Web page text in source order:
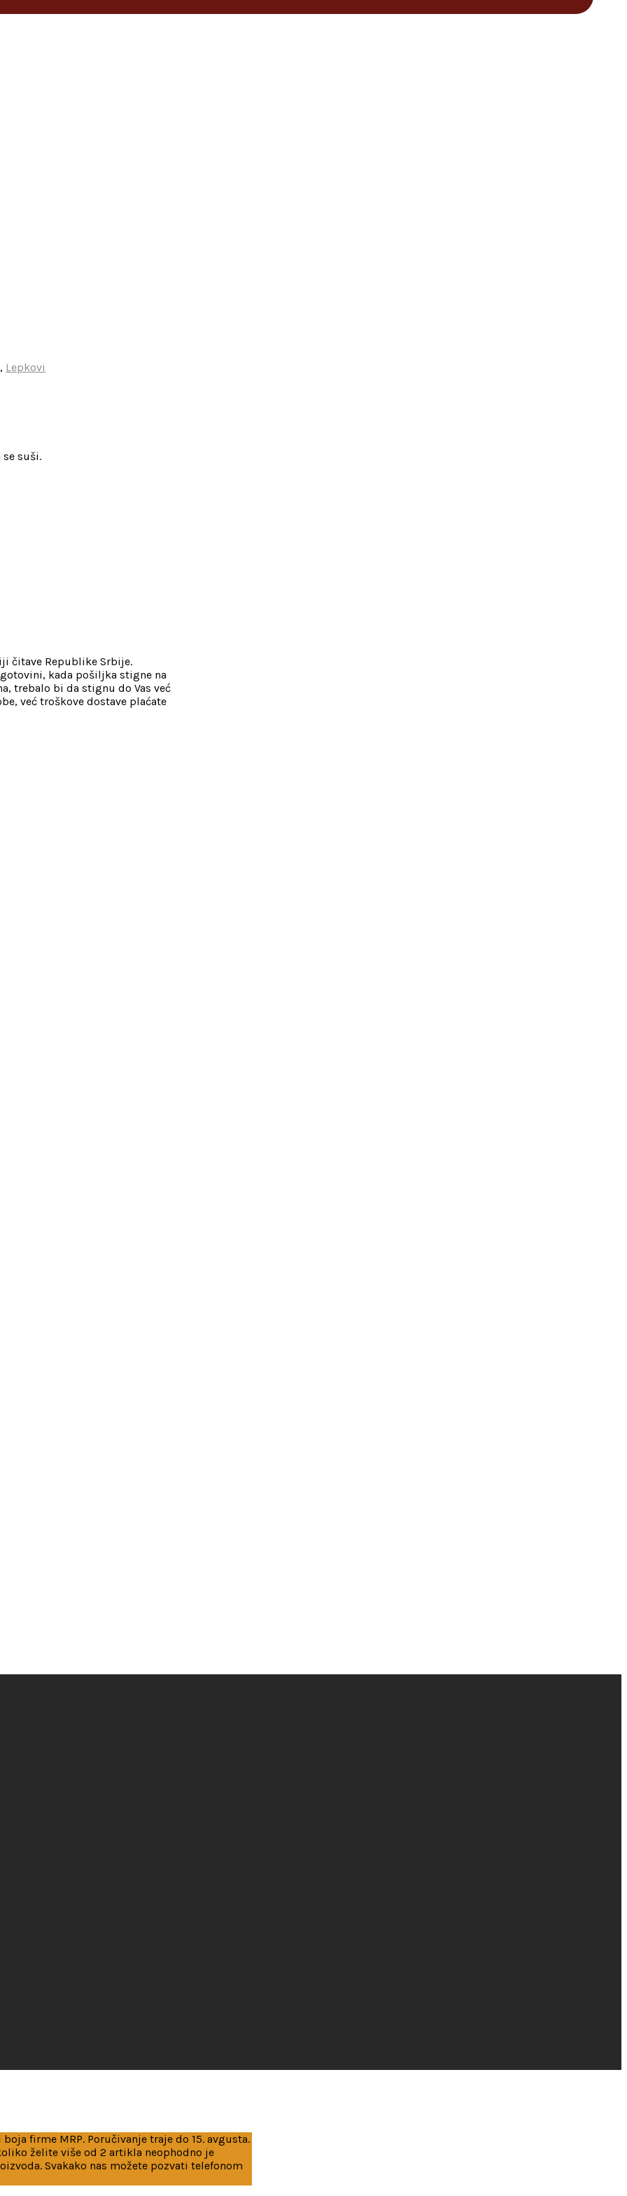
, Lepkovi
suši.
čitave Republike Srbije.
kada pošiljka stigne na
trebalo bi da stignu do Vas već
već troškove dostave plaćate
firme MRP. Poručivanje traje do 15. avgusta.
želite više od 2 artikla neophodno je
Svakako nas možete pozvati telefonom